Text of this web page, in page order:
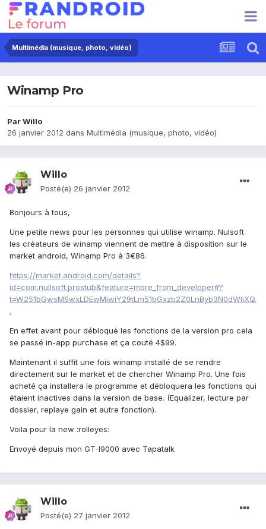
Multimédia (musique, photo, vidéo)
Winamp Pro
ParWillo
26 janvier 2012 dans Multimédia (musique, photo, vidéo)
Willo
Posté(e) 26 janvier 2012
Bonjours à tous,
Une petite news pour les personnes qui utilise winamp. Nulsoft
les créateurs de winamp viennent de mettre à disposition sur le
market android, Winamp Pro à 3€86.
https://market.android.com/details?
id=com.nullsoft.prostub&feature=more_from_developer#?
t=W251bGwsMSwxLDEwMiwiY29tLm51bGxzb2Z0LnByb3N0dWIiXQ.
.
En effet avant pour débloqué les fonctions de la version pro cela
se passé in-app purchase et ça couté 4$99.
Maintenant il suffit une fois winamp installé de se rendre
directement sur le market et de chercher Winamp Pro. Une fois
acheté ça installera le programme et débloquera les fonctions qui
étaient inactives dans la version de base. (Equalizer, lecture par
dossier, replaye gain et autre fonction).
Voila pour la new :rolleyes:
Envoyé depuis mon GT-I9000 avec Tapatalk
Willo
Posté(e) 27 janvier 2012